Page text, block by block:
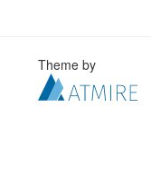
Theme by